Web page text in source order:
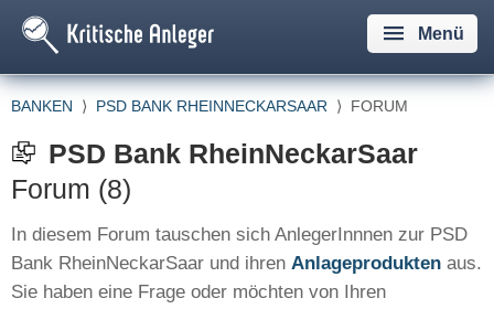
Menü
BANKEN ⟩ PSD BANK RHEINNECKARSAAR ⟩ FORUM
PSD Bank RheinNeckarSaar
Forum (8)
In diesem Forum tauschen sich AnlegerInnnen zur PSD
Bank RheinNeckarSaar und ihren Anlageprodukten aus.
Sie haben eine Frage oder möchten von Ihren